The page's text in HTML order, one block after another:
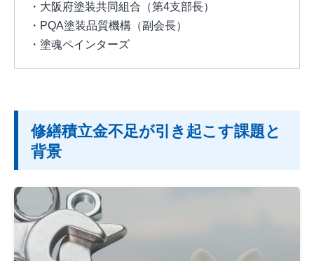
・大阪府塗装共同組合（第4支部長）
・PQA塗装品質機構（副会長）
・塗魂ペインターズ
修繕積立金不足が引き起こす課題と
背景